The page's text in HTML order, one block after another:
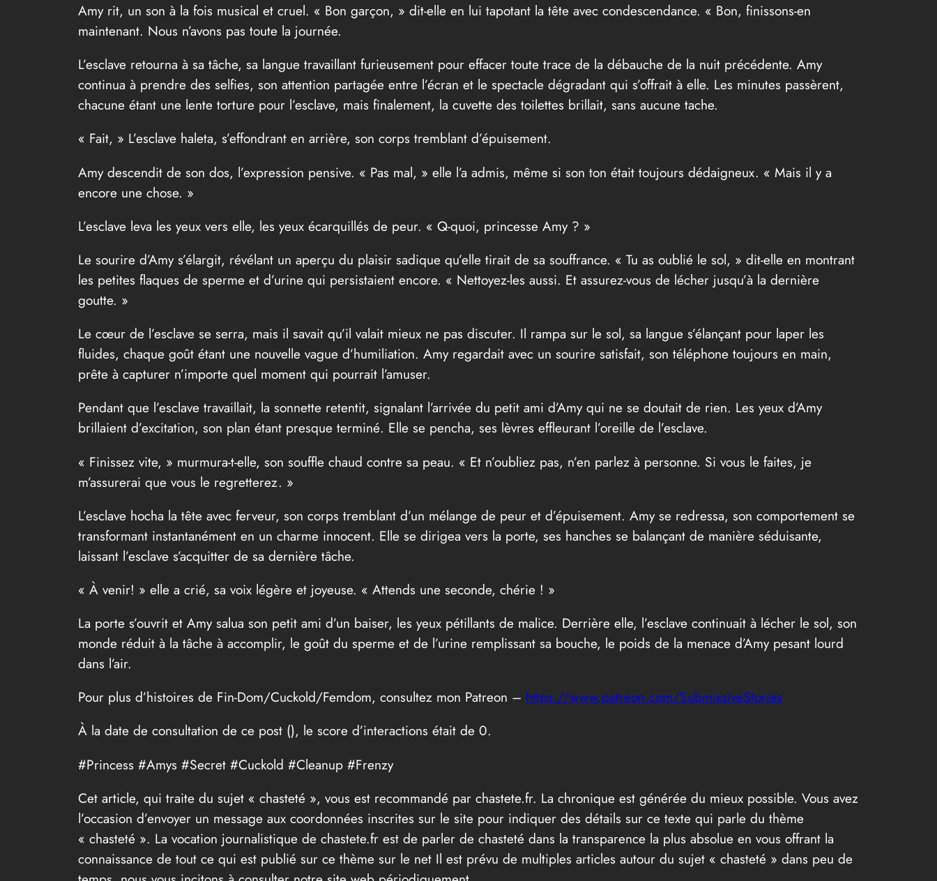
Amy rit, un son à la fois musical et cruel. « Bon garçon, » dit-elle en lui tapotant la tête avec condescendance. « Bon, finissons-en
maintenant. Nous n’avons pas toute la journée.
L’esclave retourna à sa tâche, sa langue travaillant furieusement pour effacer toute trace de la débauche de la nuit précédente. Amy
continua à prendre des selfies, son attention partagée entre l’écran et le spectacle dégradant qui s’offrait à elle. Les minutes passèrent,
chacune étant une lente torture pour l’esclave, mais finalement, la cuvette des toilettes brillait, sans aucune tache.
« Fait, » L’esclave haleta, s’effondrant en arrière, son corps tremblant d’épuisement.
Amy descendit de son dos, l’expression pensive. « Pas mal, » elle l’a admis, même si son ton était toujours dédaigneux. « Mais il y a
encore une chose. »
L’esclave leva les yeux vers elle, les yeux écarquillés de peur. « Q-quoi, princesse Amy ? »
Le sourire d’Amy s’élargit, révélant un aperçu du plaisir sadique qu’elle tirait de sa souffrance. « Tu as oublié le sol, » dit-elle en montrant
les petites flaques de sperme et d’urine qui persistaient encore. « Nettoyez-les aussi. Et assurez-vous de lécher jusqu’à la dernière
goutte. »
Le cœur de l’esclave se serra, mais il savait qu’il valait mieux ne pas discuter. Il rampa sur le sol, sa langue s’élançant pour laper les
fluides, chaque goût étant une nouvelle vague d’humiliation. Amy regardait avec un sourire satisfait, son téléphone toujours en main,
prête à capturer n’importe quel moment qui pourrait l’amuser.
Pendant que l’esclave travaillait, la sonnette retentit, signalant l’arrivée du petit ami d’Amy qui ne se doutait de rien. Les yeux d’Amy
brillaient d’excitation, son plan étant presque terminé. Elle se pencha, ses lèvres effleurant l’oreille de l’esclave.
« Finissez vite, » murmura-t-elle, son souffle chaud contre sa peau. « Et n’oubliez pas, n’en parlez à personne. Si vous le faites, je
m’assurerai que vous le regretterez. »
L’esclave hocha la tête avec ferveur, son corps tremblant d’un mélange de peur et d’épuisement. Amy se redressa, son comportement se
transformant instantanément en un charme innocent. Elle se dirigea vers la porte, ses hanches se balançant de manière séduisante,
laissant l’esclave s’acquitter de sa dernière tâche.
« À venir! » elle a crié, sa voix légère et joyeuse. « Attends une seconde, chérie ! »
La porte s’ouvrit et Amy salua son petit ami d’un baiser, les yeux pétillants de malice. Derrière elle, l’esclave continuait à lécher le sol, son
monde réduit à la tâche à accomplir, le goût du sperme et de l’urine remplissant sa bouche, le poids de la menace d’Amy pesant lourd
dans l’air.
Pour plus d’histoires de Fin-Dom/Cuckold/Femdom, consultez mon Patreon – https://www.patreon.com/SubmissiveStories
À la date de consultation de ce post (), le score d’interactions était de 0.
#Princess #Amys #Secret #Cuckold #Cleanup #Frenzy
Cet article, qui traite du sujet « chasteté », vous est recommandé par chastete.fr. La chronique est générée du mieux possible. Vous avez
l’occasion d’envoyer un message aux coordonnées inscrites sur le site pour indiquer des détails sur ce texte qui parle du thème
« chasteté ». La vocation journalistique de chastete.fr est de parler de chasteté dans la transparence la plus absolue en vous offrant la
connaissance de tout ce qui est publié sur ce thème sur le net Il est prévu de multiples articles autour du sujet « chasteté » dans peu de